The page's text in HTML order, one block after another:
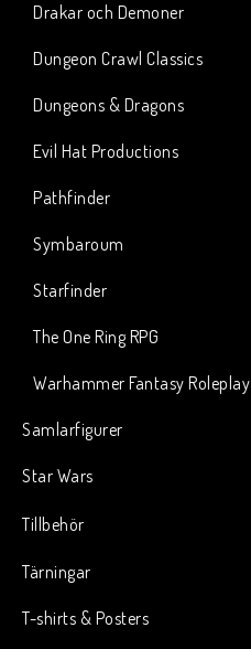
Drakar och Demoner
Dungeon Crawl Classics
Dungeons & Dragons
Evil Hat Productions
Pathfinder
Symbaroum
Starfinder
The One Ring RPG
Warhammer Fantasy Roleplay
Samlarfigurer
Star Wars
Tillbehör
Tärningar
T-shirts & Posters